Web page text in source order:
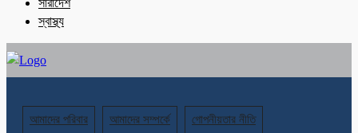
স্বাস্থ্য
আমাদের পরিবার আমাদের সম্পর্কে গোপনীয়তার নীতি